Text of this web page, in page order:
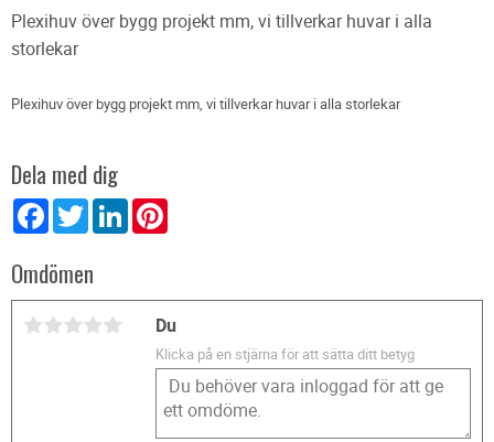
Plexihuv över bygg projekt mm, vi tillverkar huvar i alla
storlekar
Plexihuv över bygg projekt mm, vi tillverkar huvar i alla storlekar
Dela med dig
FacebookTwitter LinkedIn
Omdömen
Du
Klicka på en stjärna för att sätta ditt betyg